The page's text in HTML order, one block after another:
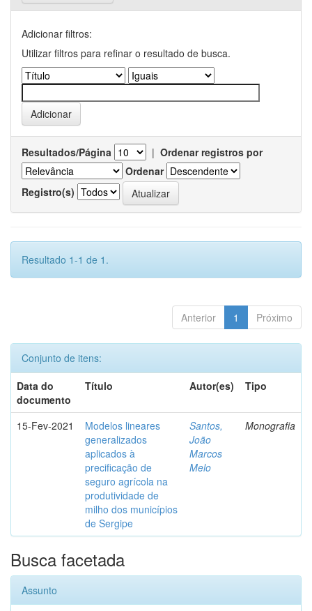
Adicionar filtros:
Utilizar filtros para refinar o resultado de busca.
Resultados/Página | Ordenar registros por
Ordenar
Registro(s)
Resultado 1-1 de 1.
Anterior 1 Próximo
Conjunto de itens:
Data do
documento
Título Autor(es) Tipo
15-Fev-2021
Modelos lineares
generalizados
aplicados à
precificação de
seguro agrícola na
produtividade de
milho dos municípios
de Sergipe
Santos,
João
Marcos
Melo
Monografia
Busca facetada
Assunto